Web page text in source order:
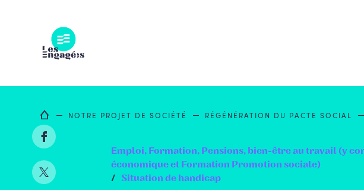
NOTRE PROJET DE SOCIÉTÉ RÉGÉNÉRATION DU PACTE SOCIAL
Emploi, Formation, Pensions, bien-être au travail (y
économique et Formation Promotion sociale)
Situation de handicap